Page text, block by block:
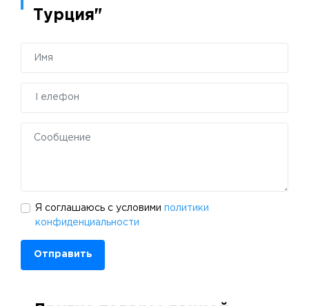
Турция"
Я соглашаюсь с условими политики
конфиденциальности
Отправить